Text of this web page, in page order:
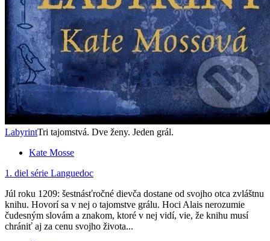
LabyrintTri tajomstvá. Dve ženy. Jeden grál.
Kate Mosse
1. diel série Languedoc
Júl roku 1209: šestnásťročné dievča dostane od svojho otca zvláštnu
knihu. Hovorí sa v nej o tajomstve grálu. Hoci Alais nerozumie
čudesným slovám a znakom, ktoré v nej vidí, vie, že knihu musí
chrániť aj za cenu svojho života...